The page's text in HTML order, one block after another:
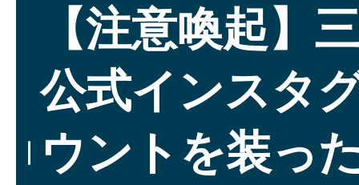
【注意喚起】
公式インスタ
ウントを装っ